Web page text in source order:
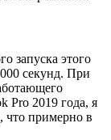
запуска этого
секунд. При
Pro 2019 года, я
что примерно в